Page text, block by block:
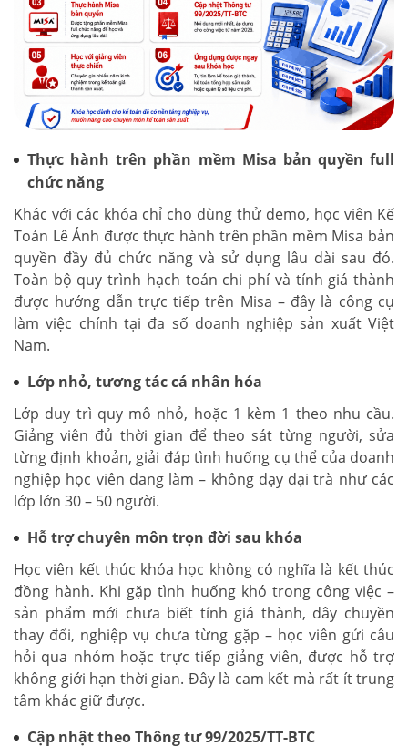
Thực hành trên phần mềm Misa bản quyền full
chức năng
Khác với các khóa chỉ cho dùng thử demo, học viên Kế
Toán Lê Ánh được thực hành trên phần mềm Misa bản
quyền đầy đủ chức năng và sử dụng lâu dài sau đó.
Toàn bộ quy trình hạch toán chi phí và tính giá thành
được hướng dẫn trực tiếp trên Misa – đây là công cụ
làm việc chính tại đa số doanh nghiệp sản xuất Việt
Nam.
Lớp nhỏ, tương tác cá nhân hóa
Lớp duy trì quy mô nhỏ, hoặc 1 kèm 1 theo nhu cầu.
Giảng viên đủ thời gian để theo sát từng người, sửa
từng định khoản, giải đáp tình huống cụ thể của doanh
nghiệp học viên đang làm – không dạy đại trà như các
lớp lớn 30 – 50 người.
Hỗ trợ chuyên môn trọn đời sau khóa
Học viên kết thúc khóa học không có nghĩa là kết thúc
đồng hành. Khi gặp tình huống khó trong công việc –
sản phẩm mới chưa biết tính giá thành, dây chuyền
thay đổi, nghiệp vụ chưa từng gặp – học viên gửi câu
hỏi qua nhóm hoặc trực tiếp giảng viên, được hỗ trợ
không giới hạn thời gian. Đây là cam kết mà rất ít trung
tâm khác giữ được.
Cập nhật theo Thông tư 99/2025/TT-BTC